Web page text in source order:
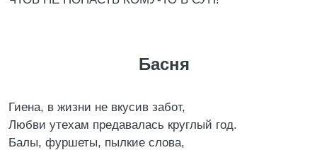
Басня
Гиена, в жизни не вкусив забот,
Любви утехам предавалась круглый год.
Балы, фуршеты, пылкие слова,